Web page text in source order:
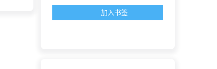
加入书签